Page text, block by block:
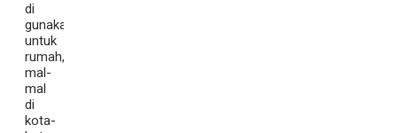
di
gunakan
untuk
rumah,
mal-
mal
di
kota-